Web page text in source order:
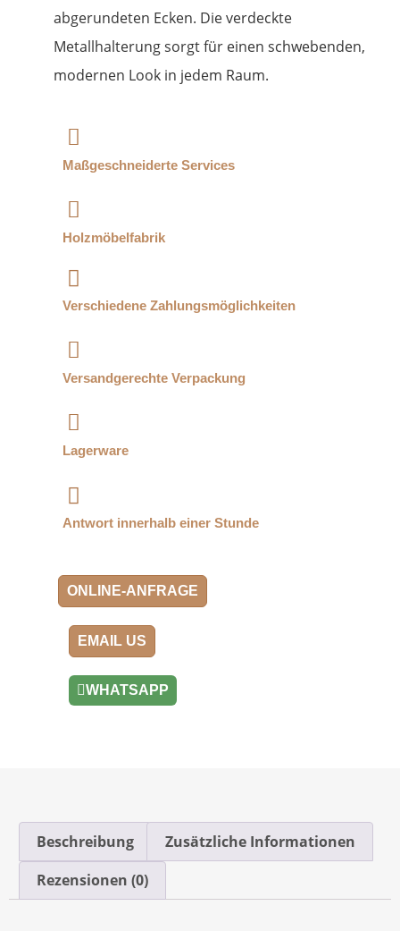
abgerundeten Ecken. Die verdeckte
Metallhalterung sorgt für einen schwebenden,
modernen Look in jedem Raum.
Maßgeschneiderte Services
Holzmöbelfabrik
Verschiedene Zahlungsmöglichkeiten
Versandgerechte Verpackung
Lagerware
Antwort innerhalb einer Stunde
ONLINE-ANFRAGE
EMAIL US
WHATSAPP
Beschreibung
Zusätzliche Informationen
Rezensionen (0)